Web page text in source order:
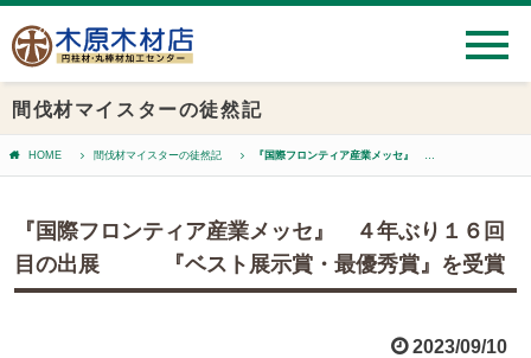
間伐材マイスターの徒然記
HOME 間伐材マイスターの徒然記 『国際フロンティア産業メッセ』 ４年ぶり１６回目の出展 『ベスト展示賞・最優秀賞』を受賞
『国際フロンティア産業メッセ』 ４年ぶり１６回
目の出展 『ベスト展示賞・最優秀賞』を受賞
2023/09/10